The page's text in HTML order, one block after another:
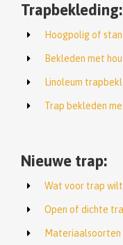
Trapbekleding:
Hoogpolig of
Bekleden met
Linoleum
Trap bekleden
Nieuwe trap:
Wat voor trap wilt
Open of dichte
Materiaalsoorten